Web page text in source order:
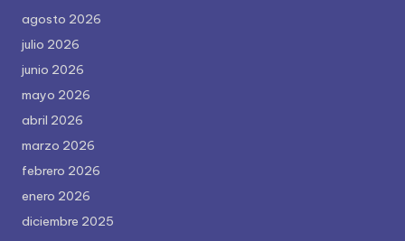
agosto 2026
julio 2026
junio 2026
mayo 2026
abril 2026
marzo 2026
febrero 2026
enero 2026
diciembre 2025